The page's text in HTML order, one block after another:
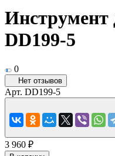
DD199-5
0
Нет отзывов
Арт. DD199-5
3 960 ₽